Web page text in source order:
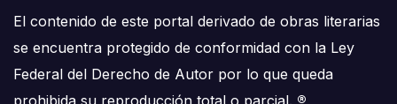
El contenido de este portal derivado de obras literarias
se encuentra protegido de conformidad con la Ley
Federal del Derecho de Autor por lo que queda